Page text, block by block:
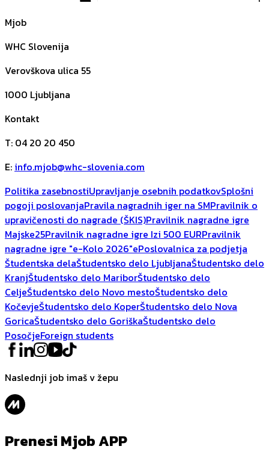
Mjob
WHC Slovenija
Verovškova ulica 55
1000 Ljubljana
Kontakt
T: 04 20 20 450
E: info.mjob@whc-slovenia.com
Politika zasebnostiUpravljanje osebnih podatkovSplošni
pogoji poslovanjaPravila nagradnih iger na SMPravilnik o
upravičenosti do nagrade (ŠKIS)Pravilnik nagradne igre
Majske25Pravilnik nagradne igre Izi 500 EURPravilnik
nagradne igre "e-Kolo 2026"ePoslovalnica za podjetja
Študentska delaŠtudentsko delo LjubljanaŠtudentsko delo
KranjŠtudentsko delo MariborŠtudentsko delo
CeljeŠtudentsko delo Novo mestoŠtudentsko delo
KočevjeŠtudentsko delo KoperŠtudentsko delo Nova
GoricaŠtudentsko delo GoriškaŠtudentsko delo
PosočjeForeign students
Naslednji job imaš v žepu
Prenesi Mjob APP